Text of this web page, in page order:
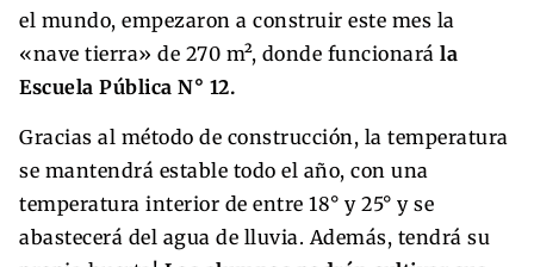
el mundo, empezaron a construir este mes la
«nave tierra» de 270 m², donde funcionará la
Escuela Pública N° 12.
Gracias al método de construcción, la temperatura
se mantendrá estable todo el año, con una
temperatura interior de entre 18° y 25° y se
abastecerá del agua de lluvia. Además, tendrá su